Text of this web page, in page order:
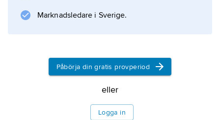
Marknadsledare i Sverige.
Påbörja din gratis provperiod
eller
Logga in